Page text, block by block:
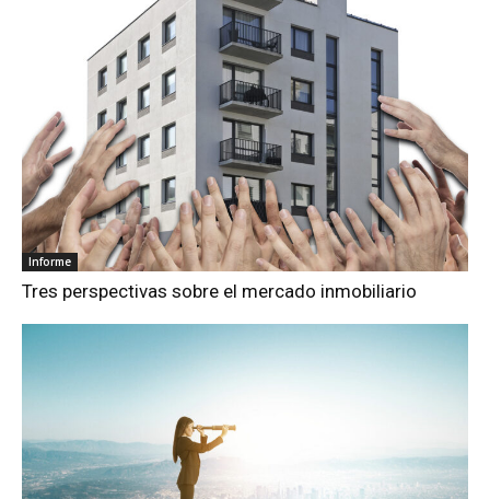
Informe
Tres perspectivas sobre el mercado inmobiliario